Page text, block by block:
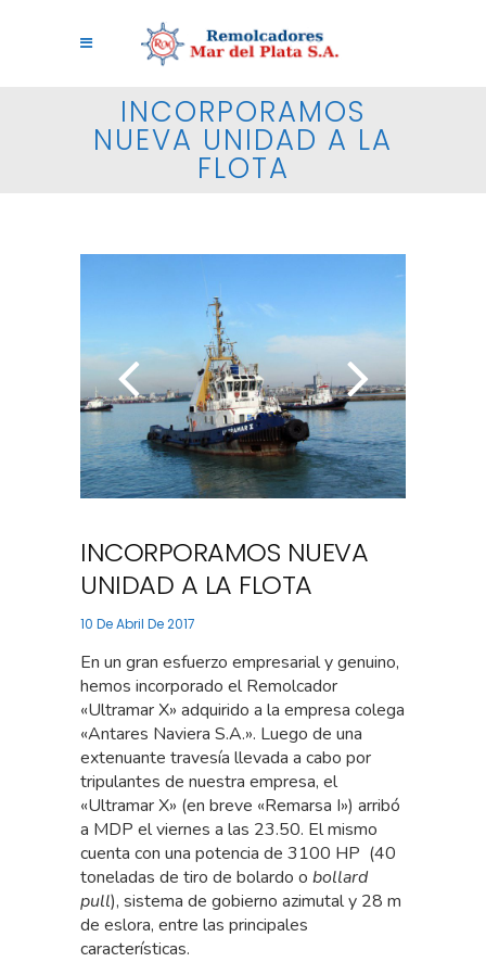
INCORPORAMOS
NUEVA UNIDAD A LA
FLOTA
INCORPORAMOS NUEVA
UNIDAD A LA FLOTA
10 De Abril De 2017
En un gran esfuerzo empresarial y genuino,
hemos incorporado el Remolcador
«Ultramar X» adquirido a la empresa colega
«Antares Naviera S.A.». Luego de una
extenuante travesía llevada a cabo por
tripulantes de nuestra empresa, el
«Ultramar X» (en breve «Remarsa I») arribó
a MDP el viernes a las 23.50. El mismo
cuenta con una potencia de 3100 HP (40
toneladas de tiro de bolardo o bollard
pull), sistema de gobierno azimutal y 28 m
de eslora, entre las principales
características.